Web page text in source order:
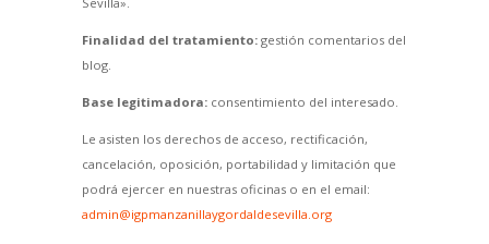
Finalidad del tratamiento:gestión comentarios del
blog.
Base legitimadora:consentimiento del interesado.
Le asisten los derechos de acceso, rectificación,
cancelación, oposición, portabilidad y limitación que
podrá ejercer en nuestras oficinas o en el email:
admin@igpmanzanillaygordaldesevilla.org